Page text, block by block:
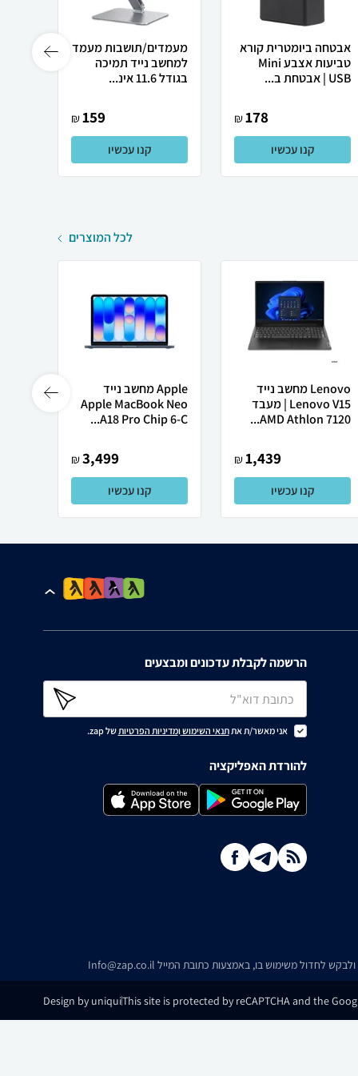
אבטחה ביומטרית קורא
טביעות אצבע Mini
USB | אבטחת ב...
178
₪
קנו עכשיו
מעמדים/תושבות מעמד
למחשב נייד תמיכה
בגודל 11.6 אינ...
159
₪
קנו עכשיו
לכל המוצרים
Lenovo מחשב נייד
Lenovo V15 | מעבד
AMD Athlon 7120...
1,439
₪
קנו עכשיו
Apple מחשב נייד
Apple MacBook Neo
A18 Pro Chip 6-C...
3,499
₪
קנו עכשיו
הרשמה לקבלת עדכונים ומבצעים
אני מאשר/ת אתתנאי השימושומדיניות הפרטיותשל zap.
להורדת האפליקציה
ולבקש לחדול משימוש בו, באמצעות כתובת המייל Info@zap.co.il
This site is protected by reCAPTCHA and the
Design by uniqui